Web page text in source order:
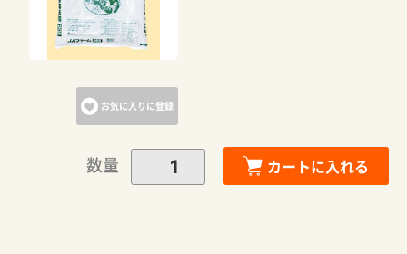
お気に入りに登録
数量 カートに入れる